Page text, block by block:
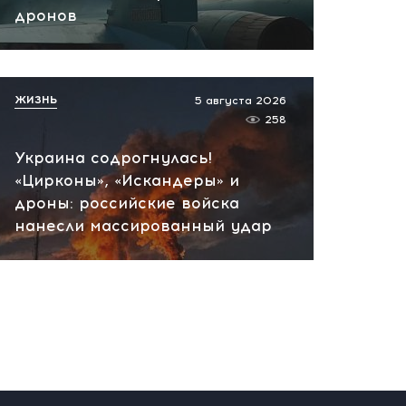
финансировать Киев и
препятствовать
дронов
Украина содрогнулась!
«Цирконы», «Искандеры» и
дроны: российские войска
нанесли массированный удар
5 августа 2026
258
ЖИЗНЬ